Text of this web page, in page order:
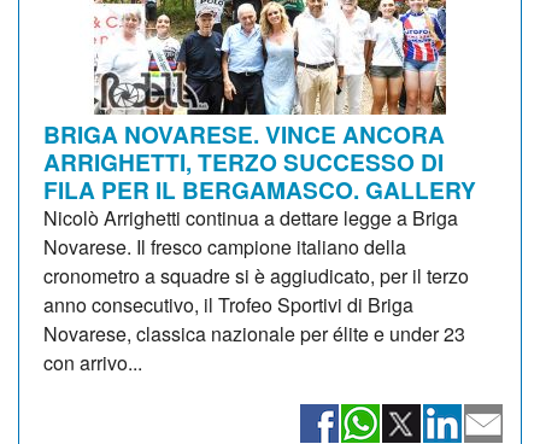
BRIGA NOVARESE. VINCE ANCORA
ARRIGHETTI, TERZO SUCCESSO DI
FILA PER IL BERGAMASCO. GALLERY
Nicolò Arrighetti continua a dettare legge a Briga
Novarese. Il fresco campione italiano della
cronometro a squadre si è aggiudicato, per il terzo
anno consecutivo, il Trofeo Sportivi di Briga
Novarese, classica nazionale per élite e under 23
con arrivo...